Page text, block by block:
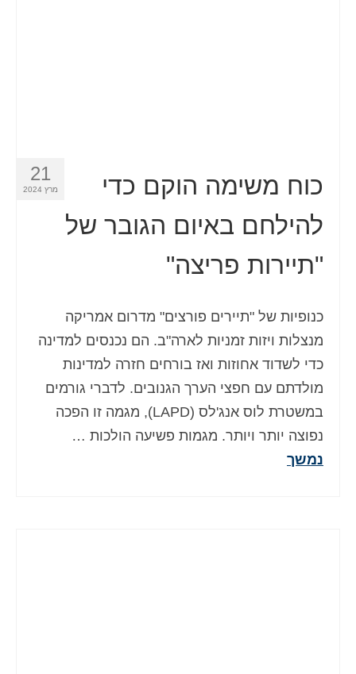
21
מרץ 2024
כוח משימה הוקם כדי
להילחם באיום הגובר של
"תיירות פריצה"
כנופיות של "תיירים פורצים" מדרום אמריקה
מנצלות ויזות זמניות לארה"ב. הם נכנסים למדינה
כדי לשדוד אחוזות ואז בורחים חזרה למדינות
מולדתם עם חפצי הערך הגנובים. לדברי גורמים
במשטרת לוס אנג'לס (LAPD), מגמה זו הפכה
נפוצה יותר ויותר. מגמות פשיעה הולכות …
נמשך